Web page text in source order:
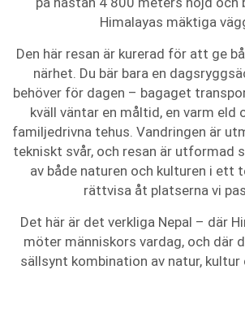
Himalayas mäktiga
Den här resan är kurerad för att ge
närhet. Du bär bara en
behöver för dagen – bagaget
kväll väntar en måltid, en varm eld
familjedrivna tehus. Vandringen är
tekniskt svår, och resan är utformad
av både naturen och kulturen i ett
rättvisa åt platserna vi
Det här är det verkliga Nepal – där
möter människors vardag, och där
sällsynt kombination av natur, kultur